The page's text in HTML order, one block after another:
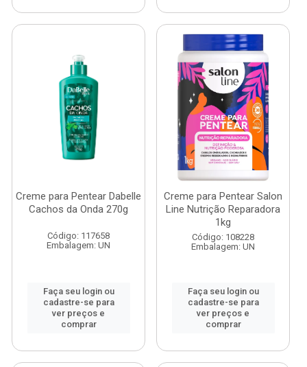
Creme para Pentear Dabelle
Cachos da Onda 270g
Código: 117658
Embalagem: UN
Faça seu login ou
cadastre-se para
ver preços e
comprar
Creme para Pentear Salon
Line Nutrição Reparadora
1kg
Código: 108228
Embalagem: UN
Faça seu login ou
cadastre-se para
ver preços e
comprar